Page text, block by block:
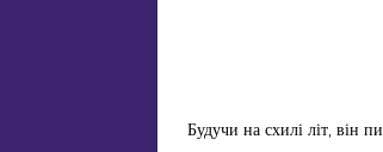
Будучи на схилі літ, він